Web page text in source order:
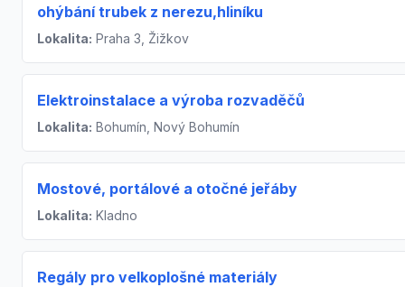
ohýbání trubek z nerezu,hliníku
Lokalita: Praha 3, Žižkov
Elektroinstalace a výroba rozvaděčů
Lokalita: Bohumín, Nový Bohumín
Mostové, portálové a otočné jeřáby
Lokalita: Kladno
Regály pro velkoplošné materiály